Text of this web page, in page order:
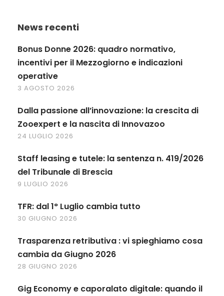
News recenti
Bonus Donne 2026: quadro normativo,
incentivi per il Mezzogiorno e indicazioni
operative
3 AGOSTO 2026
Dalla passione all’innovazione: la crescita di
Zooexpert e la nascita di Innovazoo
24 LUGLIO 2026
Staff leasing e tutele: la sentenza n. 419/2026
del Tribunale di Brescia
9 LUGLIO 2026
TFR: dal 1° Luglio cambia tutto
30 GIUGNO 2026
Trasparenza retributiva : vi spieghiamo cosa
cambia da Giugno 2026
28 GIUGNO 2026
Gig Economy e caporalato digitale: quando il